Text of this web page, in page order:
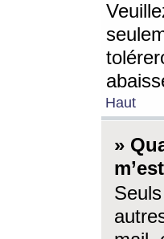
Haut
»